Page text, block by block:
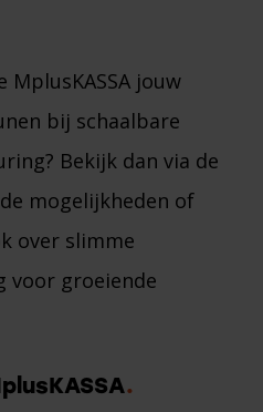
jouw
bij schaalbare
Bekijk dan via de
mogelijkheden of
over slimme
voor groeiende